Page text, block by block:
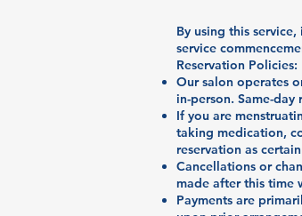
By using this
service
Reservation Policies:
Our salon operates
in-person. Same-
If you are
taking medication,
reservation as
Cancellations or
made after this time
Payments are